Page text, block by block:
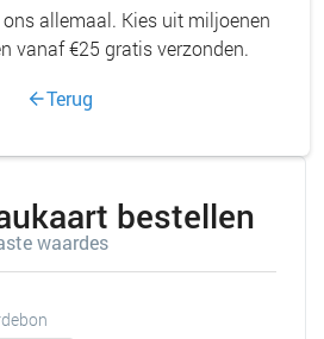
allemaal. Kies uit miljoenen
vanaf €25 gratis verzonden.
Terug
bestellen
waardes